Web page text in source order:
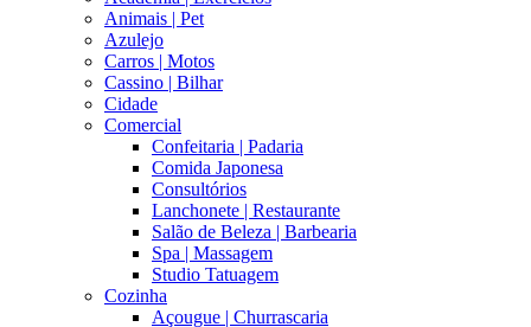
Animais | Pet
Azulejo
Carros | Motos
Cassino | Bilhar
Cidade
Comercial
Confeitaria | Padaria
Comida Japonesa
Consultórios
Lanchonete | Restaurante
Salão de Beleza | Barbearia
Spa | Massagem
Studio Tatuagem
Cozinha
Açougue | Churrascaria